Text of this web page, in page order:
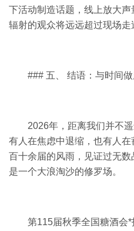
下活动制造话题，线上放大
辐射的观众将远远超过现场走
### 五、 结语：与时间
2026年，距离我们并不
有人在焦虑中退缩，也有人
百十余届的风雨，见证过无
是一个大浪淘沙的修罗场。
第115届秋季全国糖酒会